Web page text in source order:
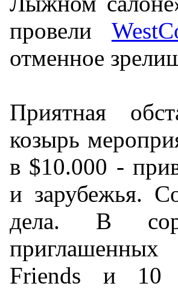
провели
отменное
Приятная
козырь
в $10.000 -
и зарубежья.
дела. В
Friends и 10